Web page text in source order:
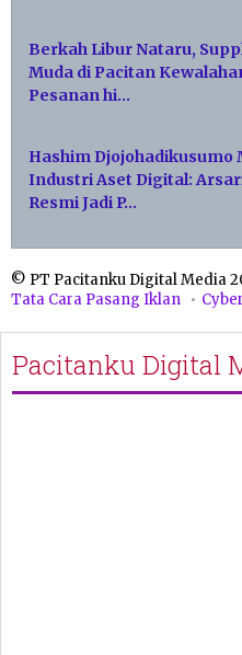
Berkah Libur Nataru,
Muda di Pacitan
Pesanan hi…
Hashim Djojohadikusumo
Industri Aset Digital:
Resmi Jadi P…
© PT Pacitanku Digital Media
Tata Cara Pasang Iklan
Pacitanku Digital